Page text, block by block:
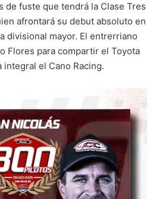
de fuste que tendrá la Clase Tres
afrontará su debut absoluto en
divisional mayor. El entrerriano
Flores para compartir el Toyota
el Cano Racing.